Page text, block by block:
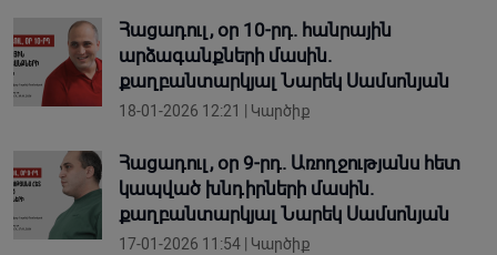
Հացադուլ, օր 10-րդ. հանրային
արձագանքների մասին.
քաղբանտարկյալ Նարեկ Սամսոնյան
18-01-2026 12:21 | Կարծիք
Հացադուլ, օր 9-րդ. Առողջությանս հետ
կապված խնդիրների մասին.
քաղբանտարկյալ Նարեկ Սամսոնյան
17-01-2026 11:54 | Կարծիք